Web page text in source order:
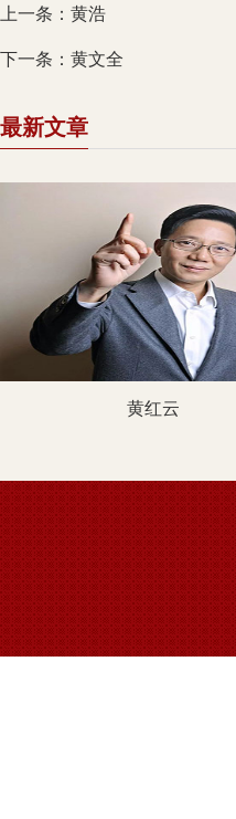
上一条：黄浩
下一条：黄文全
最新文章
黄红云